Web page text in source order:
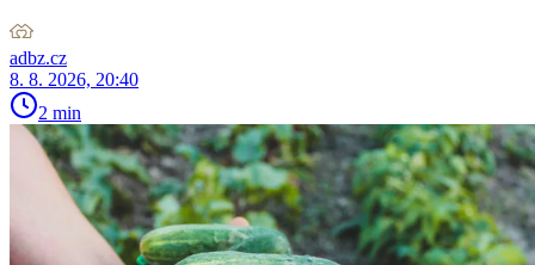
adbz.cz
8. 8. 2026, 20:40
2 min